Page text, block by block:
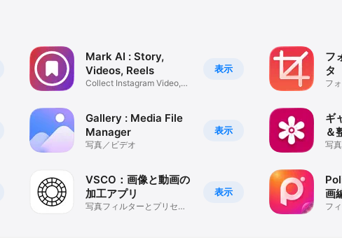
表示
Mark AI : Story,
Videos, Reels
Collect Instagram Video,
表示
Gallery : Media File
Manager
写真／ビデオ
表示
VSCO：画像と動画の
加工アプリ
写真フィルターとプリセッ
フ
タ
フ
ギ
＆
写
画
フ